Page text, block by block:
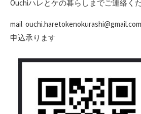
Ouchiハレとケの暮らしまでご連絡くだ
mail
申込承ります